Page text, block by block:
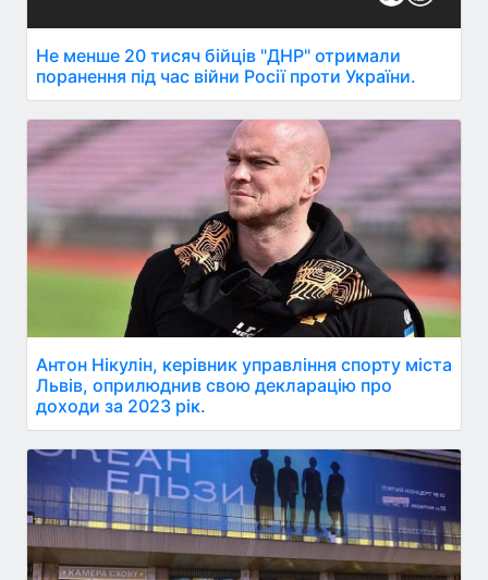
Не менше 20 тисяч бійців "ДНР" отримали
поранення під час війни Росії проти України.
Антон Нікулін, керівник управління спорту міста
Львів, оприлюднив свою декларацію про
доходи за 2023 рік.